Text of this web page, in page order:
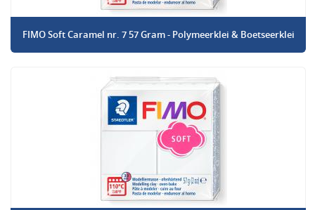
FIMO Soft Caramel nr. 7 57 Gram - Polymeerklei & Boetseerklei